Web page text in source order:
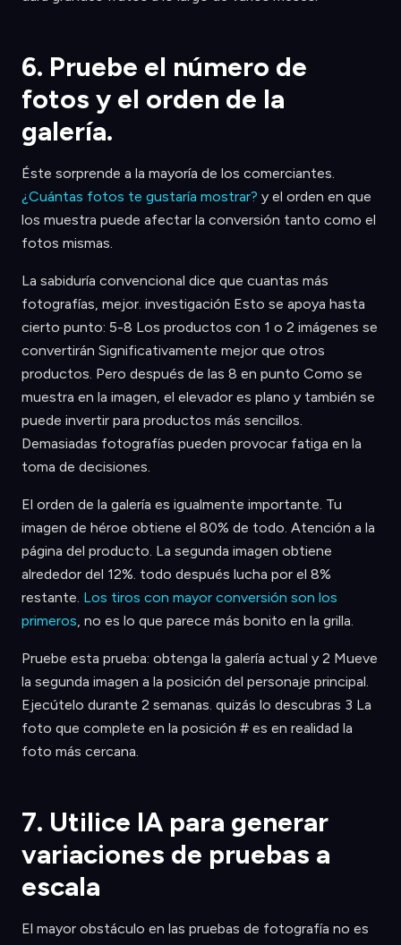
6. Pruebe el número de
fotos y el orden de la
galería.
Éste sorprende a la mayoría de los comerciantes.
¿Cuántas fotos te gustaría mostrar? y el orden en que
los muestra puede afectar la conversión tanto como el
fotos mismas.
La sabiduría convencional dice que cuantas más
fotografías, mejor. investigación Esto se apoya hasta
cierto punto: 5-8 Los productos con 1 o 2 imágenes se
convertirán Significativamente mejor que otros
productos. Pero después de las 8 en punto Como se
muestra en la imagen, el elevador es plano y también se
puede invertir para productos más sencillos.
Demasiadas fotografías pueden provocar fatiga en la
toma de decisiones.
El orden de la galería es igualmente importante. Tu
imagen de héroe obtiene el 80% de todo. Atención a la
página del producto. La segunda imagen obtiene
alrededor del 12%. todo después lucha por el 8%
restante. Los tiros con mayor conversión son los
primeros, no es lo que parece más bonito en la grilla.
Pruebe esta prueba: obtenga la galería actual y 2 Mueve
la segunda imagen a la posición del personaje principal.
Ejecútelo durante 2 semanas. quizás lo descubras 3 La
foto que complete en la posición # es en realidad la
foto más cercana.
7. Utilice IA para generar
variaciones de pruebas a
escala
El mayor obstáculo en las pruebas de fotografía no es